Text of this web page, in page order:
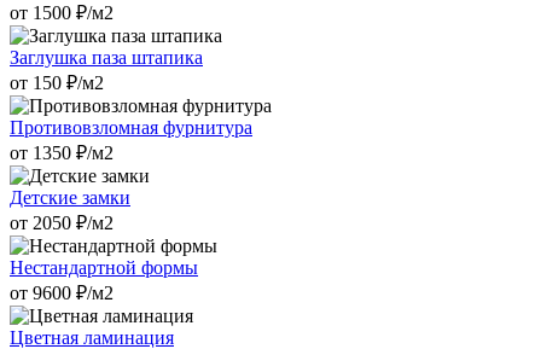
от 1500 ₽/м2
Заглушка паза штапика
от 150 ₽/м2
Противовзломная фурнитура
от 1350 ₽/м2
Детские замки
от 2050 ₽/м2
Нестандартной формы
от 9600 ₽/м2
Цветная ламинация